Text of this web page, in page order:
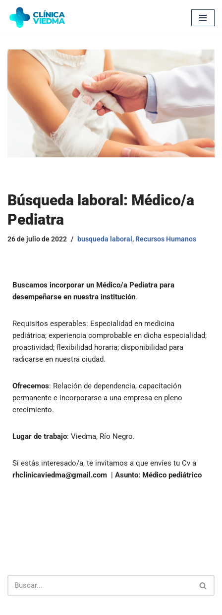
Saltar
contenido
Búsqueda laboral: Médico/a
Pediatra
26 de julio de 2022 busqueda laboral , Recursos Humanos
Buscamos incorporar un Médico/a Pediatra para
desempeñarse en nuestra institución.
Requisitos esperables: Especialidad en medicina
pediátrica; experiencia comprobable en dicha especialidad;
proactividad; flexibilidad horaria; disponibilidad para
radicarse en nuestra ciudad.
Ofrecemos: Relación de dependencia, capacitación
permanente e incorporarse a una empresa en pleno
crecimiento.
Lugar de trabajo: Viedma, Río Negro.
Si estás interesado/a, te invitamos a que envíes tu Cv a
rhclinicaviedma@gmail.com
Asunto: Médico pediátrico